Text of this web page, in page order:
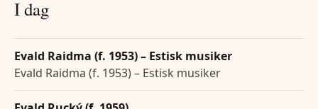
I dag
Evald Raidma (f. 1953) – Estisk musiker
Evald Raidma (f. 1953) – Estisk musiker